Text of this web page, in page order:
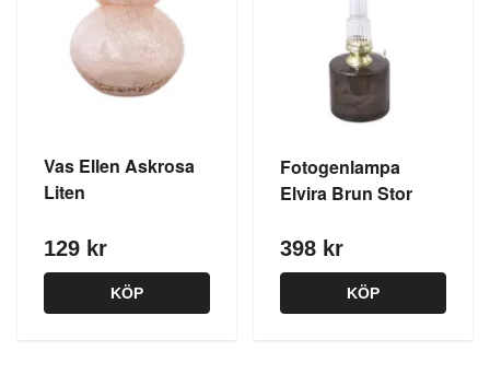
Vas Ellen Askrosa
Liten
129 kr
KÖP
Fotogenlampa
Elvira Brun Stor
398 kr
KÖP